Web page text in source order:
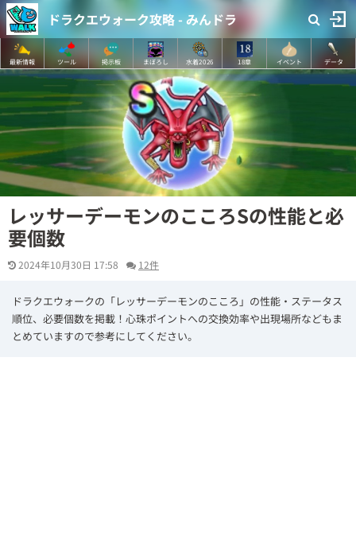
ドラクエウォーク攻略 - みんドラ
最新情報 ツール 掲示板 まぼろし 水着2026 18章 イベント データ
レッサーデーモンのこころSの性能と必
要個数
2024年10月30日 17:58 12件
ドラクエウォークの「レッサーデーモンのこころ」の性能・ステータス
順位、必要個数を掲載！心珠ポイントへの交換効率や出現場所などもま
とめていますので参考にしてください。